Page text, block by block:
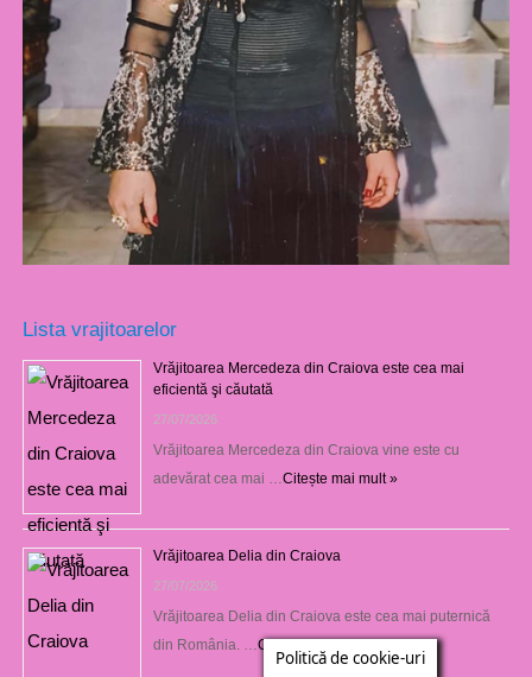
Lista vrajitoarelor
Vrăjitoarea Mercedeza din Craiova este cea mai
eficientă şi căutată
27/07/2026
Vrăjitoarea Mercedeza din Craiova vine este cu
adevărat cea mai … Citește mai mult »
Vrăjitoarea Delia din Craiova
27/07/2026
Vrăjitoarea Delia din Craiova este cea mai puternică
din România. … Citește mai mult »
Politică de cookie-uri